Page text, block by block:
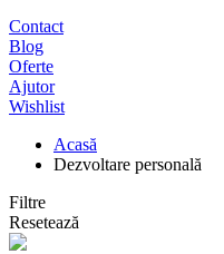
Contact
Blog
Oferte
Ajutor
Wishlist
Acasă
Dezvoltare personală
Filtre
Resetează